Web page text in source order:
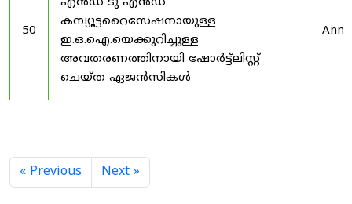
50
കമ്പ്യൂട്ടറൈസേഷനായുള്ള
ഇ.ഒ.ഐ.യെക്കുറിച്ചുള്ള
അവതരണത്തിനായി ഷോർട്ട്‌ലിസ്റ്റ്
ചെയ്ത ഏജൻസികൾ
« Previous Next »